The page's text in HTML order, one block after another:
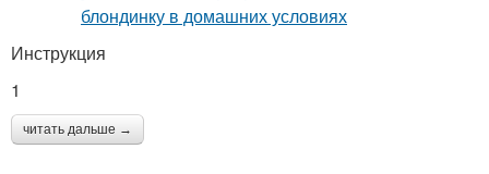
Инструкция
1
читать дальше →